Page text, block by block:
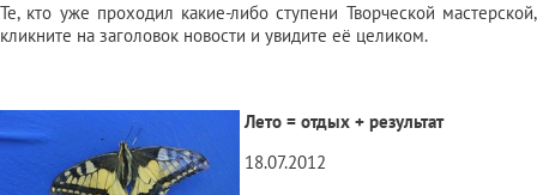
Те, кто уже проходил какие-либо ступени Творческой мастерской,
кликните на заголовок новости и увидите её целиком.
Лето = отдых + результат
18.07.2012